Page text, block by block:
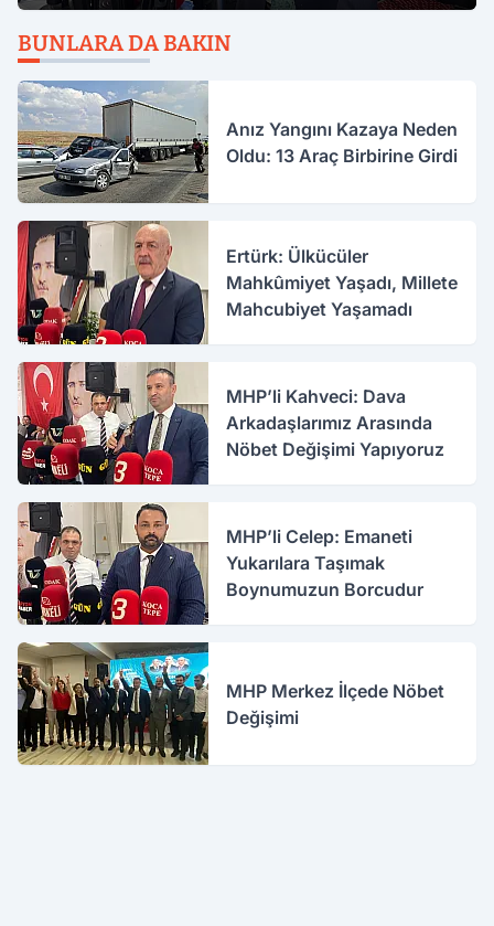
BUNLARA DA BAKIN
Anız Yangını Kazaya Neden
Oldu: 13 Araç Birbirine Girdi
Ertürk: Ülkücüler
Mahkûmiyet Yaşadı, Millete
Mahcubiyet Yaşamadı
MHP’li Kahveci: Dava
Arkadaşlarımız Arasında
Nöbet Değişimi Yapıyoruz
MHP’li Celep: Emaneti
Yukarılara Taşımak
Boynumuzun Borcudur
MHP Merkez İlçede Nöbet
Değişimi